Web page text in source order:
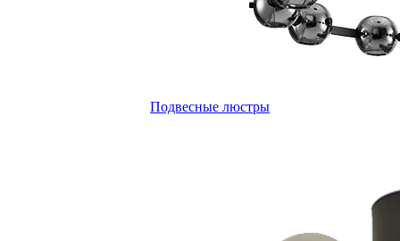
Подвесные люстры